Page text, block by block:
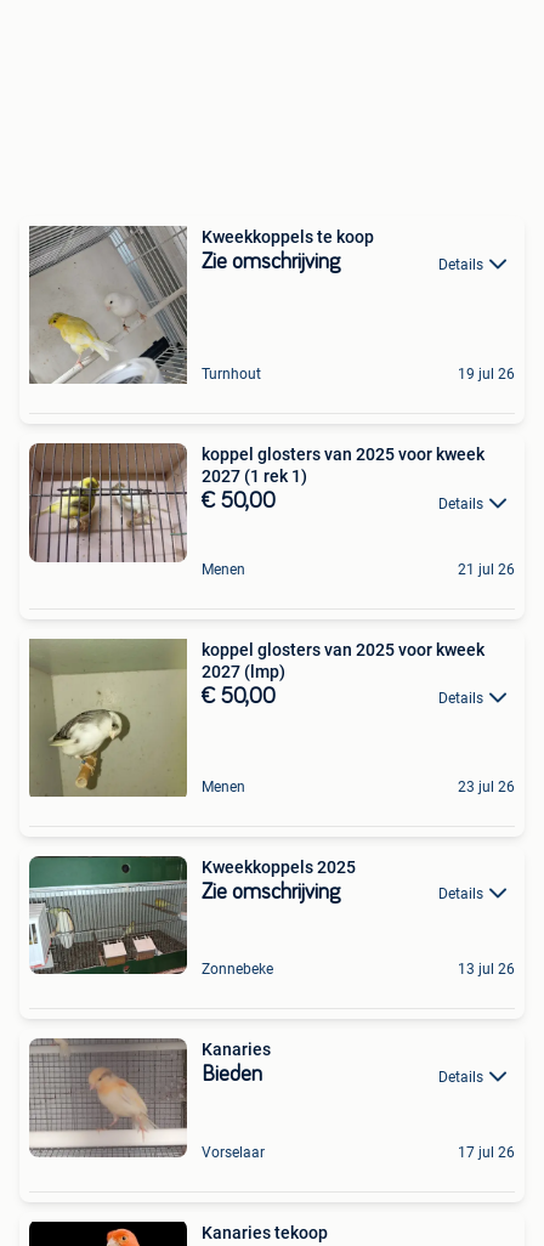
Kweekkoppels te koop
Zie omschrijving Details
Turnhout 19 jul 26
koppel glosters van 2025 voor kweek
2027 (1 rek 1)
€ 50,00 Details
Menen 21 jul 26
koppel glosters van 2025 voor kweek
2027 (lmp)
€ 50,00 Details
Menen 23 jul 26
Kweekkoppels 2025
Zie omschrijving Details
Zonnebeke 13 jul 26
Kanaries
Bieden Details
Vorselaar 17 jul 26
Kanaries tekoop